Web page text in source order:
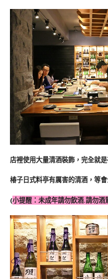
店裡使用大量清酒裝飾，完全就
椿子日式料亭有厲害的清酒，等會
(小提醒：未成年請勿飲酒.請勿酒